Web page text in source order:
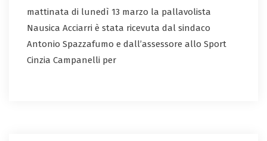
mattinata di lunedì 13 marzo la pallavolista
Nausica Acciarri è stata ricevuta dal sindaco
Antonio Spazzafumo e dall’assessore allo Sport
Cinzia Campanelli per